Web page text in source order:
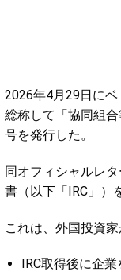
2026年4月29日に
総称して「協同組
号を発行した。
同オフィシャルレ
書（以下「IRC」）
これは、外国投資
IRC取得後に企